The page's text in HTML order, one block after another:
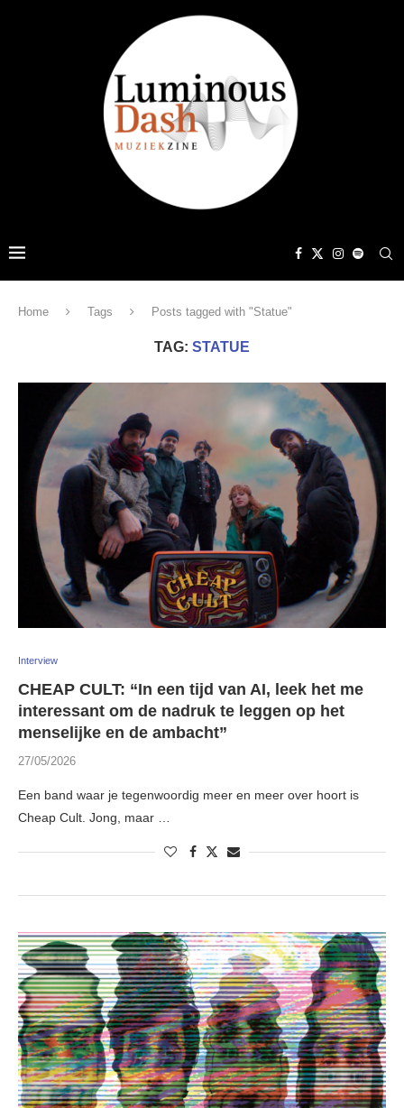
Home Tags Posts tagged with "Statue"
TAG: STATUE
Interview
CHEAP CULT: “In een tijd van AI, leek het me
interessant om de nadruk te leggen op het
menselijke en de ambacht”
27/05/2026
Een band waar je tegenwoordig meer en meer over hoort is
Cheap Cult. Jong, maar …